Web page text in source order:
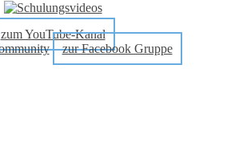
zum YouTube-Kanal
zur Facebook Gruppe